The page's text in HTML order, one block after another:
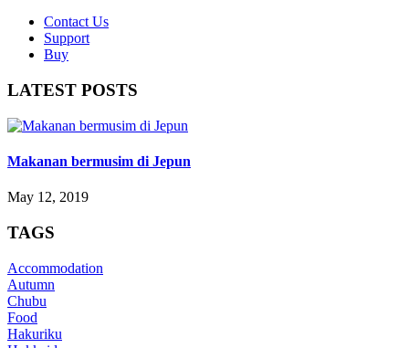
Contact Us
Support
Buy
LATEST POSTS
Makanan bermusim di Jepun
May 12, 2019
TAGS
Accommodation
Autumn
Chubu
Food
Hakuriku